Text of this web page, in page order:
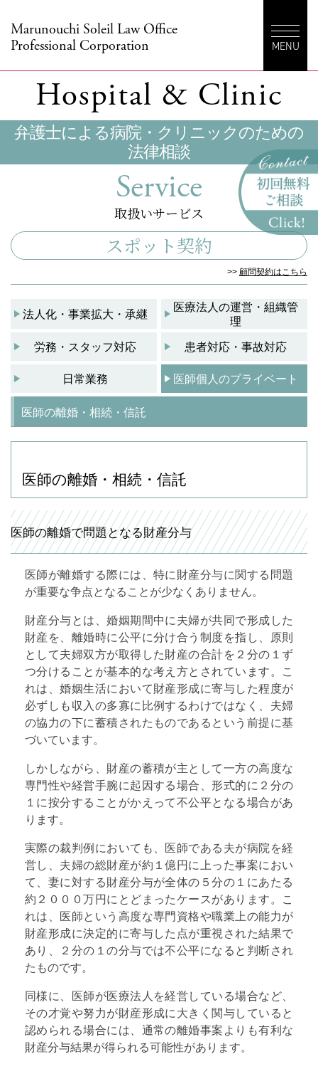
Marunouchi Soleil Law Office
Professional Corporation
Hospital & Clinic
弁護士による病院・クリニックのための
法律相談
MENU
Service
取扱いサービス
スポット契約
>> 顧問契約はこちら
法人化・事業拡大・承継
医療法人の運営・組織管
理
労務・スタッフ対応 患者対応・事故対応
日常業務 医師個人のプライベート
医師の離婚・相続・信託
医師の離婚・相続・信託
医師の離婚で問題となる財産分与
医師が離婚する際には、特に財産分与に関する問題
が重要な争点となることが少なくありません。
財産分与とは、婚姻期間中に夫婦が共同で形成した
財産を、離婚時に公平に分け合う制度を指し、原則
として夫婦双方が取得した財産の合計を２分の１ず
つ分けることが基本的な考え方とされています。こ
れは、婚姻生活において財産形成に寄与した程度が
必ずしも収入の多寡に比例するわけではなく、夫婦
の協力の下に蓄積されたものであるという前提に基
づいています。
しかしながら、財産の蓄積が主として一方の高度な
専門性や経営手腕に起因する場合、形式的に２分の
１に按分することがかえって不公平となる場合があ
ります。
実際の裁判例においても、医師である夫が病院を経
営し、夫婦の総財産が約１億円に上った事案におい
て、妻に対する財産分与が全体の５分の１にあたる
約２０００万円にとどまったケースがあります。こ
れは、医師という高度な専門資格や職業上の能力が
財産形成に決定的に寄与した点が重視された結果で
あり、２分の１の分与では不公平になると判断され
たものです。
同様に、医師が医療法人を経営している場合など、
その才覚や努力が財産形成に大きく関与していると
認められる場合には、通常の離婚事案よりも有利な
財産分与結果が得られる可能性があります。